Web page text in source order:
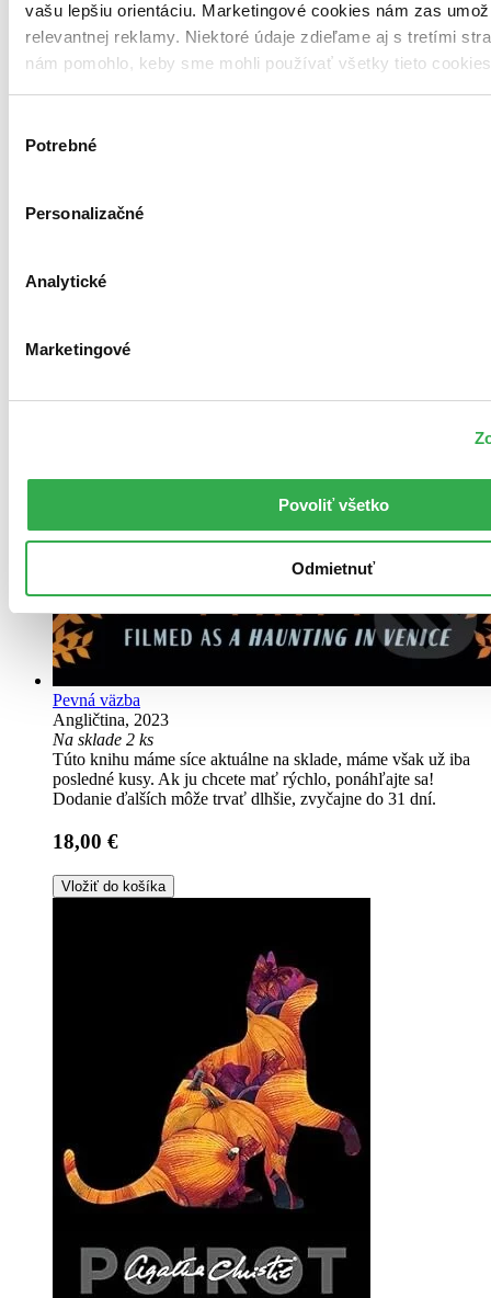
vašu lepšiu orientáciu. Marketingové cookies nám zas
relevantnej reklamy. Niektoré údaje zdieľame aj s tretími
nám pomohlo, keby sme mohli používať všetky tieto
súhlasu
Potrebné
Personalizačné
Analytické
Marketingové
Povoliť všetko
Odmietnuť
Pevná väzba
Angličtina, 2023
Na sklade 2 ks
Túto knihu máme síce aktuálne na sklade, máme však už iba
posledné kusy. Ak ju chcete mať rýchlo, ponáhľajte sa!
Dodanie ďalších môže trvať dlhšie, zvyčajne do 31 dní.
18,00 €
Vložiť do košíka